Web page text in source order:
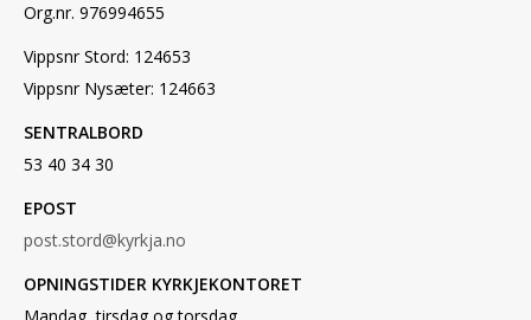
Org.nr. 976994655
Vippsnr Stord: 124653
Vippsnr Nysæter: 124663
SENTRALBORD
53 40 34 30
EPOST
post.stord@kyrkja.no
OPNINGSTIDER KYRKJEKONTORET